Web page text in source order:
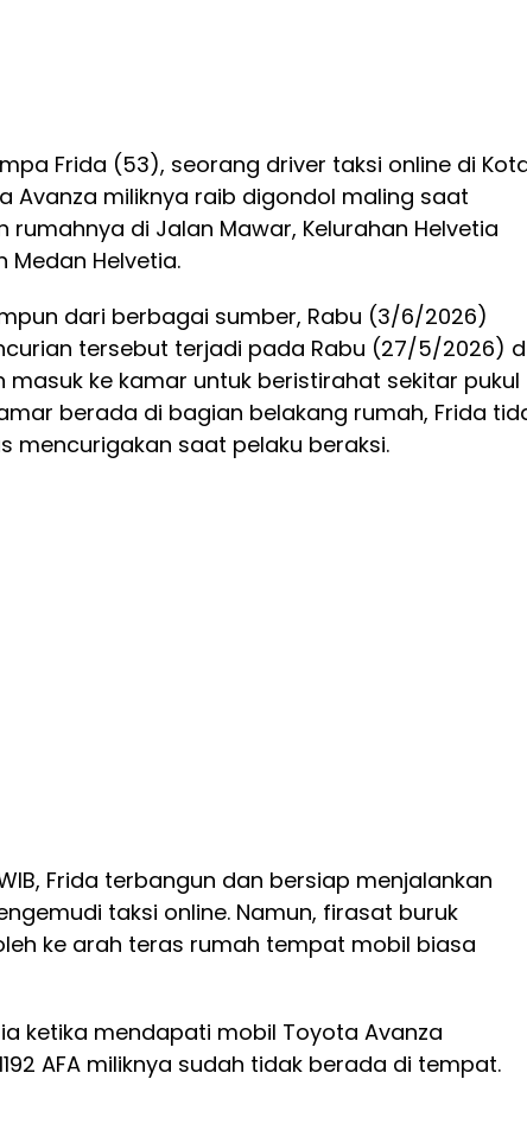
Frida (53), seorang driver taksi online di
Avanza miliknya raib digondol maling saat
rumahnya di Jalan Mawar, Kelurahan Helvetia
Medan Helvetia.
dari berbagai sumber, Rabu (3/6/2026)
tersebut terjadi pada Rabu (27/5/2026)
masuk ke kamar untuk beristirahat sekitar pukul
berada di bagian belakang rumah, Frida
mencurigakan saat pelaku beraksi.
Frida terbangun dan bersiap menjalankan
taksi online. Namun, firasat buruk
ke arah teras rumah tempat mobil biasa
ketika mendapati mobil Toyota Avanza
AFA miliknya sudah tidak berada di tempat.